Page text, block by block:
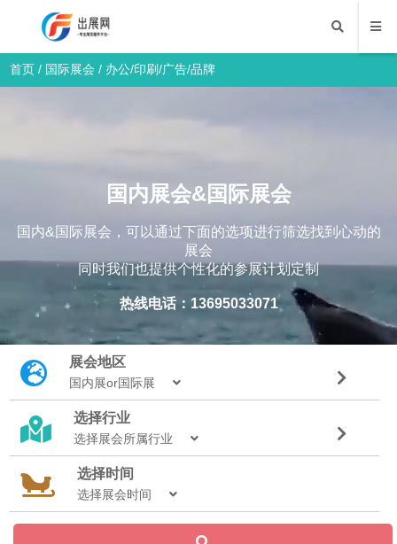
首页 / 国际展会 / 办公/印刷/广告/品牌
国内展会&国际展会
国内&国际展会，可以通过下面的选项进行筛选找到心动的
展会
同时我们也提供个性化的参展计划定制
热线电话：13695033071
展会地区
国内展or国际展
选择行业
选择展会所属行业
选择时间
选择展会时间